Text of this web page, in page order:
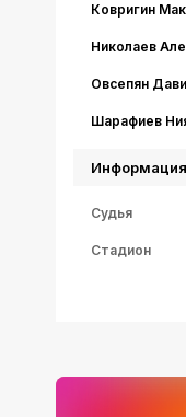
Ковригин
Николаев
Овсепян
Шарафиев
Судья
Стадион